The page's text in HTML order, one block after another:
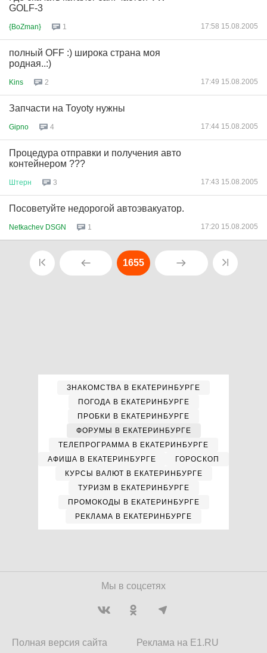
GOLF-3
{BoZman} 1 17:58 15.08.2005
полный OFF :) широка страна моя
родная..:)
Kins 2 17:49 15.08.2005
Запчасти на Тоyoty нужны
Gipno 4 17:44 15.08.2005
Процедура отправки и получения авто
контейнером ???
Штерн 3 17:43 15.08.2005
Посоветуйте недорогой автоэвакуатор.
Netkachev DSGN 1 17:20 15.08.2005
1655
ЗНАКОМСТВА В ЕКАТЕРИНБУРГЕ
ПОГОДА В ЕКАТЕРИНБУРГЕ
ПРОБКИ В ЕКАТЕРИНБУРГЕ
ФОРУМЫ В ЕКАТЕРИНБУРГЕ
ТЕЛЕПРОГРАММА В ЕКАТЕРИНБУРГЕ
АФИША В ЕКАТЕРИНБУРГЕ
ГОРОСКОП
КУРСЫ ВАЛЮТ В ЕКАТЕРИНБУРГЕ
ТУРИЗМ В ЕКАТЕРИНБУРГЕ
ПРОМОКОДЫ В ЕКАТЕРИНБУРГЕ
РЕКЛАМА В ЕКАТЕРИНБУРГЕ
Мы в соцсетях
Полная версия сайта
Реклама на E1.RU